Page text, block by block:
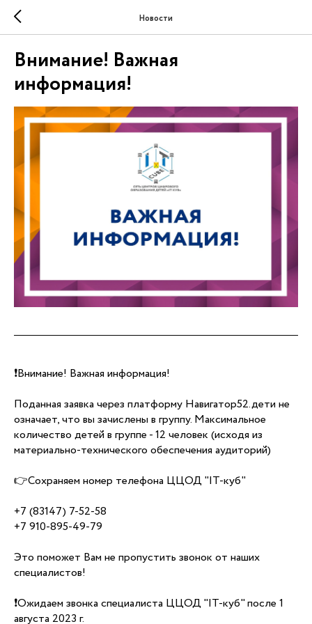
Новости
Внимание! Важная
информация!
❗Внимание! Важная информация!
Поданная заявка через платформу Навигатор52.дети не
означает, что вы зачислены в группу. Максимальное
количество детей в группе - 12 человек (исходя из
материально-технического обеспечения аудиторий)
👉Сохраняем номер телефона ЦЦОД "IT-куб"
+7 (83147) 7-52-58
+7 910-895-49-79
Это поможет Вам не пропустить звонок от наших
специалистов!
❗Ожидаем звонка специалиста ЦЦОД "IT-куб" после 1
августа 2023 г.